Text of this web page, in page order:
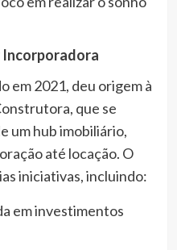
Incorporadora
em 2021, deu origem à
que se
um hub imobiliário,
até locação. O
iniciativas, incluindo:
em investimentos